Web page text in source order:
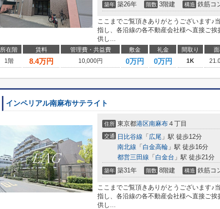
築年 築26年 階数 3階建 構造 鉄筋コ
ここまでご覧頂きありがとうございます♪
指し、各沿線の各不動産会社様へ直接ご
供し...
所在階 賃料 管理費・共益費 敷金 礼金 間取り
1階
8.4万円 10,000円 0万円 0万円 1K
インペリアル南麻布サテライト
住所 東京都港区南麻布 ４丁目
交通 日比谷線 「 広尾 」駅 徒歩12分
南北線 「 白金高輪 」駅 徒歩16分
都営三田線 「 白金台 」駅 徒歩21分
築年 築31年 階数 8階建 構造 鉄筋コ
ここまでご覧頂きありがとうございます♪
指し、各沿線の各不動産会社様へ直接ご
供し...